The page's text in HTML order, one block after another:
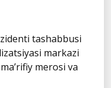
tashabbusi
markazi
merosi va